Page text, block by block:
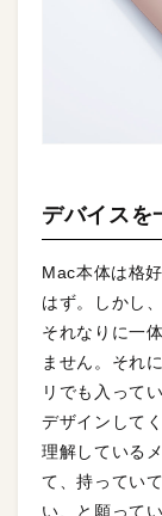
デバイスを
Mac本体は格
はず。しかし
それなりに一
ません。それ
リでも入って
デザインして
理解している
て、持ってい
い、と願って